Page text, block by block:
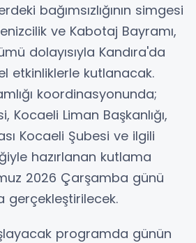
bağımsızlığının simgesi
ve Kabotaj Bayramı,
dolayısıyla Kandıra'da
etkinliklerle kutlanacak.
koordinasyonunda;
Kocaeli Liman Başkanlığı,
Kocaeli Şubesi ve ilgili
hazırlanan kutlama
2026 Çarşamba günü
gerçekleştirilecek.
programda günün